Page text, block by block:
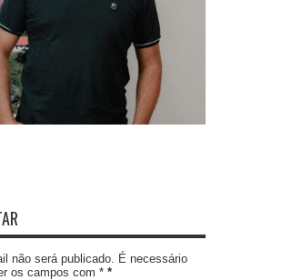
não será publicado. É necessário
os campos com * *